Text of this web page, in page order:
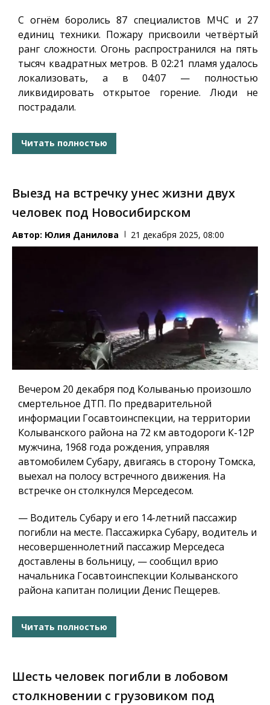
С огнём боролись 87 специалистов МЧС и 27
единиц техники. Пожару присвоили четвёртый
ранг сложности. Огонь распространился на пять
тысяч квадратных метров. В 02:21 пламя удалось
локализовать, а в 04:07 — полностью
ликвидировать открытое горение. Люди не
пострадали.
Читать полностью
Выезд на встречку унес жизни двух
человек под Новосибирском
Автор: Юлия Данилова 21 декабря 2025, 08:00
Вечером 20 декабря под Колыванью произошло
смертельное ДТП. По предварительной
информации Госавтоинспекции, на территории
Колыванского района на 72 км автодороги К-12Р
мужчина, 1968 года рождения, управляя
автомобилем Субару, двигаясь в сторону Томска,
выехал на полосу встречного движения. На
встречке он столкнулся Мерседесом.
— Водитель Субару и его 14-летний пассажир
погибли на месте. Пассажирка Субару, водитель и
несовершеннолетний пассажир Мерседеса
доставлены в больницу, — сообщил врио
начальника Госавтоинспекции Колыванского
района капитан полиции Денис Пещерев.
Читать полностью
Шесть человек погибли в лобовом
столкновении с грузовиком под